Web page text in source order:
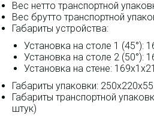
Вес нетто транспортной
Вес брутто транспортной
Габариты устройства:
Установка на столе 1 (45°):
Установка на столе 2 (50°):
Установка на стене:
Габариты упаковки:
Габариты транспортной
штук)